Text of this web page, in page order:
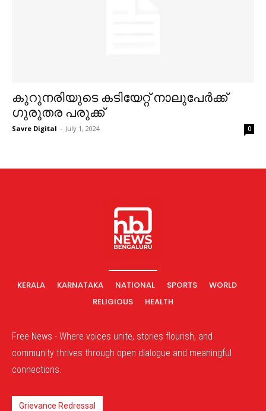
കുറുനരിയുടെ കടിയേറ്റ് നാലുപേര്‍ക്ക്
ഗുരുതര പരുക്ക്
Savre Digital - July 1, 2024 0
KERALA KARNATAKA NATIONAL SPORTS
WORLD
RELIGIOUS
HEALTH
Free News - Where voices unite, stories flourish, and
community thrives through open dialogue and meaningful
connections.
Grievance Redressal